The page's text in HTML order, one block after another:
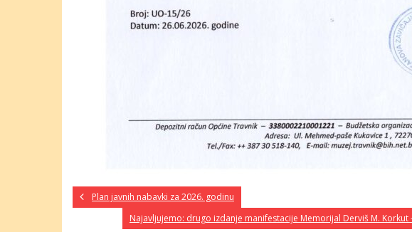
Plan javnih nabavki za 2026. godinu
Najavljujemo: drugo izdanje manifestacije Memorijal Derviš M.